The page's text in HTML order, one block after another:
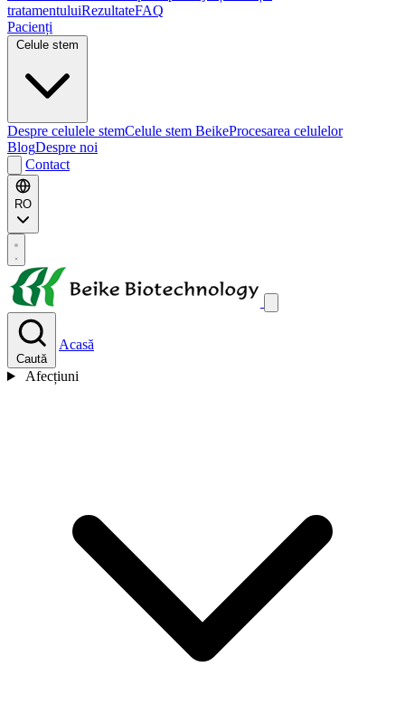
tratamentuluiRezultateFAQ
Pacienți
Despre celulele stemCelule stem BeikeProcesarea celulelor
BlogDespre noi
Contact
RO
Caută
Acasă
Afecțiuni